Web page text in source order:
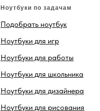
Ноутбуки по задачам
Подобрать ноутбук
Ноутбуки для игр
Ноутбуки для работы
Ноутбуки для школьника
Ноутбуки для дизайнера
Ноутбуки для рисования